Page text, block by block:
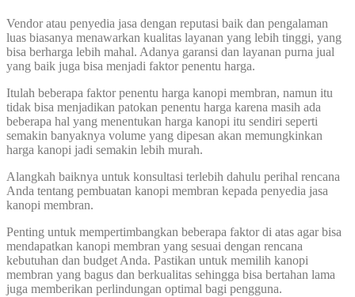
Vendor atau penyedia jasa dengan reputasi baik dan pengalaman
luas biasanya menawarkan kualitas layanan yang lebih tinggi, yang
bisa berharga lebih mahal. Adanya garansi dan layanan purna jual
yang baik juga bisa menjadi faktor penentu harga.
Itulah beberapa faktor penentu harga kanopi membran, namun itu
tidak bisa menjadikan patokan penentu harga karena masih ada
beberapa hal yang menentukan harga kanopi itu sendiri seperti
semakin banyaknya volume yang dipesan akan memungkinkan
harga kanopi jadi semakin lebih murah.
Alangkah baiknya untuk konsultasi terlebih dahulu perihal rencana
Anda tentang pembuatan kanopi membran kepada penyedia jasa
kanopi membran.
Penting untuk mempertimbangkan beberapa faktor di atas agar bisa
mendapatkan kanopi membran yang sesuai dengan rencana
kebutuhan dan budget Anda. Pastikan untuk memilih kanopi
membran yang bagus dan berkualitas sehingga bisa bertahan lama
juga memberikan perlindungan optimal bagi pengguna.